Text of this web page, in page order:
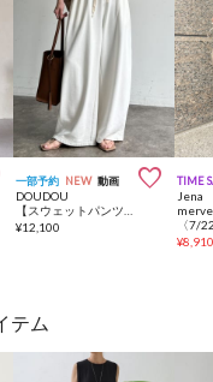
一部予約 NEW 動画 
DOUDOU
¥12,100
TIME
Jena
¥
テム